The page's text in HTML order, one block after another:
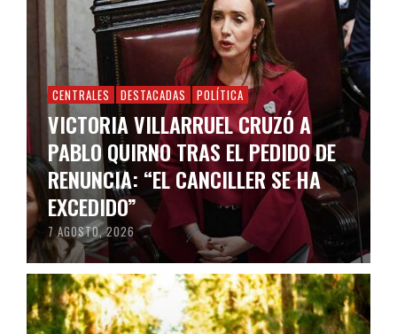
CENTRALES DESTACADAS POLÍTICA
VICTORIA VILLARRUEL CRUZÓ A
PABLO QUIRNO TRAS EL PEDIDO DE
RENUNCIA: “EL CANCILLER SE HA
EXCEDIDO”
7 AGOSTO, 2026